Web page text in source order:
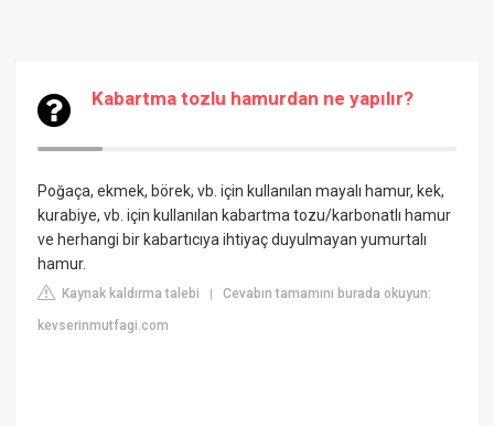
Kabartma tozlu hamurdan ne yapılır?
Poğaça, ekmek, börek, vb. için kullanılan mayalı hamur, kek,
kurabiye, vb. için kullanılan kabartma tozu/karbonatlı hamur
ve herhangi bir kabartıcıya ihtiyaç duyulmayan yumurtalı
hamur.
Kaynak kaldırma talebi |Cevabın tamamını burada okuyun:
kevserinmutfagi.com